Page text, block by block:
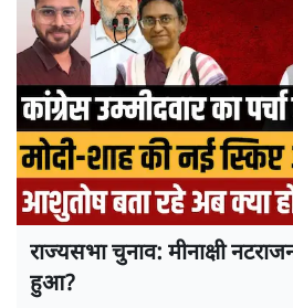
राज्यसभा चुनाव: मीनाक्षी
हुआ?